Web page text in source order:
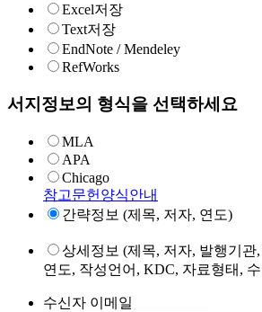
Excel저장
Text저장
EndNote / Mendeley
RefWorks
서지정보의 형식을 선택하세요
MLA
APA
Chicago
참고문헌양식안내
간략정보 (제목, 저자, 연도)
상세정보 (제목, 저자, 발행기관
연도, 작성언어, KDC, 자료형태,
수신자 이메일